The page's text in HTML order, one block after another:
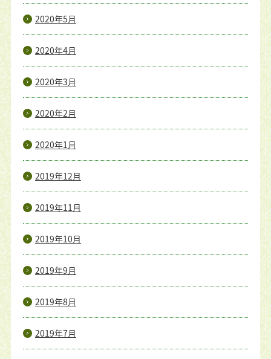
2020年5月
2020年4月
2020年3月
2020年2月
2020年1月
2019年12月
2019年11月
2019年10月
2019年9月
2019年8月
2019年7月